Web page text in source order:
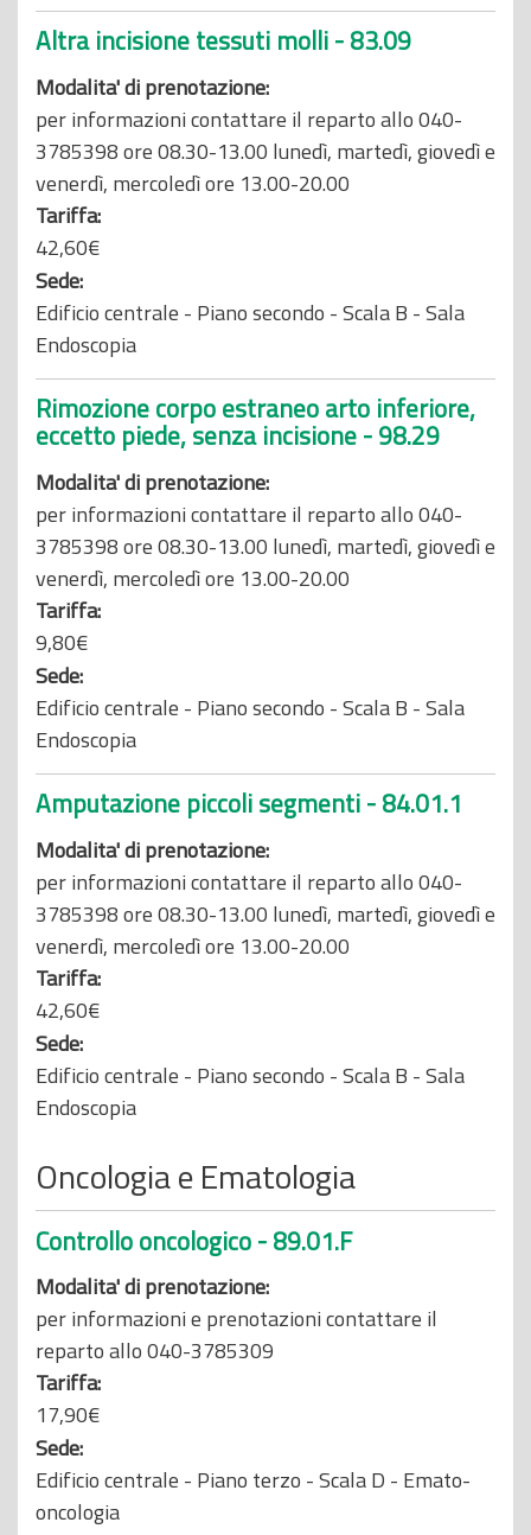
Altra incisione tessuti molli - 83.09
Modalita' di prenotazione:
per informazioni contattare il reparto allo 040-
3785398 ore 08.30-13.00 lunedì, martedì, giovedì e
venerdì, mercoledì ore 13.00-20.00
Tariffa:
42,60€
Sede:
Edificio centrale - Piano secondo - Scala B - Sala
Endoscopia
Rimozione corpo estraneo arto inferiore,
eccetto piede, senza incisione - 98.29
Modalita' di prenotazione:
per informazioni contattare il reparto allo 040-
3785398 ore 08.30-13.00 lunedì, martedì, giovedì e
venerdì, mercoledì ore 13.00-20.00
Tariffa:
9,80€
Sede:
Edificio centrale - Piano secondo - Scala B - Sala
Endoscopia
Amputazione piccoli segmenti - 84.01.1
Modalita' di prenotazione:
per informazioni contattare il reparto allo 040-
3785398 ore 08.30-13.00 lunedì, martedì, giovedì e
venerdì, mercoledì ore 13.00-20.00
Tariffa:
42,60€
Sede:
Edificio centrale - Piano secondo - Scala B - Sala
Endoscopia
Oncologia e Ematologia
Controllo oncologico - 89.01.F
Modalita' di prenotazione:
per informazioni e prenotazioni contattare il
reparto allo 040-3785309
Tariffa:
17,90€
Sede:
Edificio centrale - Piano terzo - Scala D - Emato-
oncologia